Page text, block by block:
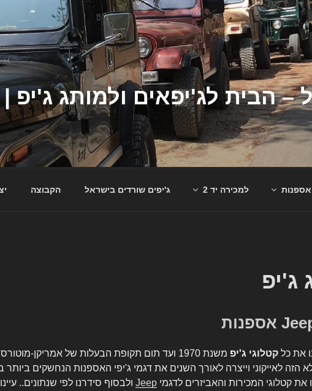
אספנות למכירה יד 2 ג'יפים שורדים בישראל הקבוצה
ג'יפ
את כל קטלוגי ג'יפ
משנת 1970 ועד תום תקופת הבעלות של אמריקן-
הזה לאייקוני וייצרה לאורך השנים את דגמי ג'יפי האספנות הנחשקים
את קטלוגי המכירות והאביזרים לדגמי Jeep ולבסוף סידרנו לפי שנתונים..